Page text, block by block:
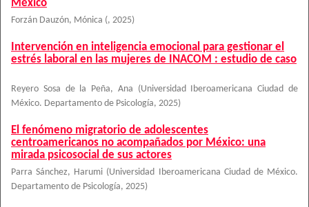
México
Forzán Dauzón, Mónica (, 2025)
Intervención en inteligencia emocional para gestionar el
estrés laboral en las mujeres de INACOM : estudio de caso
Reyero Sosa de la Peña, Ana (Universidad Iberoamericana Ciudad de
México. Departamento de Psicología, 2025)
El fenómeno migratorio de adolescentes
centroamericanos no acompañados por México: una
mirada psicosocial de sus actores
Parra Sánchez, Harumi (Universidad Iberoamericana Ciudad de México.
Departamento de Psicología, 2025)